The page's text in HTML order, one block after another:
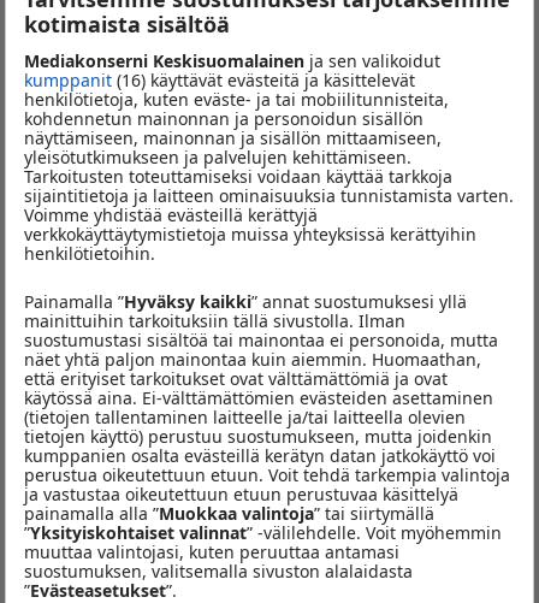
Ravintola Elon 50 € arvoisia lahjakortteja
kilpailuun osallistuneet saavatkuukausittain vaihtuvan edun
sähköpostiinsa. Edun saa lunastettua näyttämällä
kakkupelaajaäänestyksen paluusähköpostia.
Elosen kakkupelaaja julkistetaan lähetyksessä heti ottelun
päättymisen jälkeen.
kotimaista sisältöä
Mediakonserni Keskisuomalainen ja sen valikoidut
kumppanit (16) käyttävät evästeitä ja käsittelevät
henkilötietoja, kuten eväste- ja tai mobiilitunnisteita,
kohdennetun mainonnan ja personoidun sisällön
näyttämiseen, mainonnan ja sisällön mittaamiseen,
yleisötutkimukseen ja palvelujen kehittämiseen.
Tarkoitusten toteuttamiseksi voidaan käyttää tarkkoja
sijaintitietoja ja laitteen ominaisuuksia tunnistamista varten.
Voimme yhdistää evästeillä kerättyjä
verkkokäyttäytymistietoja muissa yhteyksissä kerättyihin
henkilötietoihin.
Painamalla ”Hyväksy kaikki” annat suostumuksesi yllä
mainittuihin tarkoituksiin tällä sivustolla. Ilman
suostumustasi sisältöä tai mainontaa ei personoida, mutta
näet yhtä paljon mainontaa kuin aiemmin. Huomaathan,
että erityiset tarkoitukset ovat välttämättömiä ja ovat
käytössä aina. Ei-välttämättömien evästeiden asettaminen
(tietojen tallentaminen laitteelle ja/tai laitteella olevien
tietojen käyttö) perustuu suostumukseen, mutta joidenkin
kumppanien osalta evästeillä kerätyn datan jatkokäyttö voi
perustua oikeutettuun etuun. Voit tehdä tarkempia valintoja
ja vastustaa oikeutettuun etuun perustuvaa käsittelyä
painamalla alla ”Muokkaa valintoja” tai siirtymällä
”Yksityiskohtaiset valinnat” -välilehdelle. Voit myöhemmin
muuttaa valintojasi, kuten peruuttaa antamasi
suostumuksen, valitsemalla sivuston alalaidasta
”Evästeasetukset”.